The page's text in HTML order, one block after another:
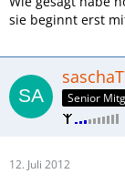
sie beginnt erst
Senior
12. Juli 2012